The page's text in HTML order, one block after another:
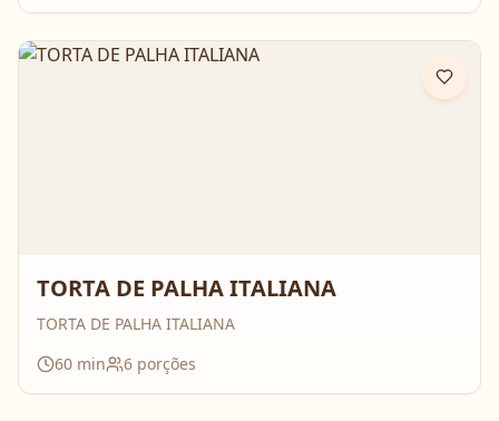
TORTA DE PALHA ITALIANA
TORTA DE PALHA ITALIANA
60 min 6 porções